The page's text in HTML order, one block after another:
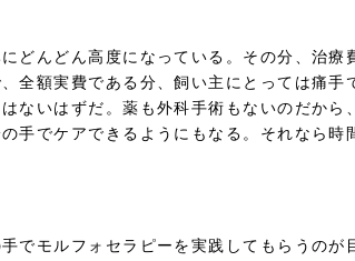
どんどん高度になっている。その分、治療
全額実費である分、飼い主にとっては痛手
ないはずだ。薬も外科手術もないのだから
手でケアできるようにもなる。それなら時
でモルフォセラピーを実践してもらうのが